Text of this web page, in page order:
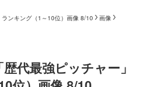
ンキング（1～10位）画像 8/10
画像
代最強ピッチャー」